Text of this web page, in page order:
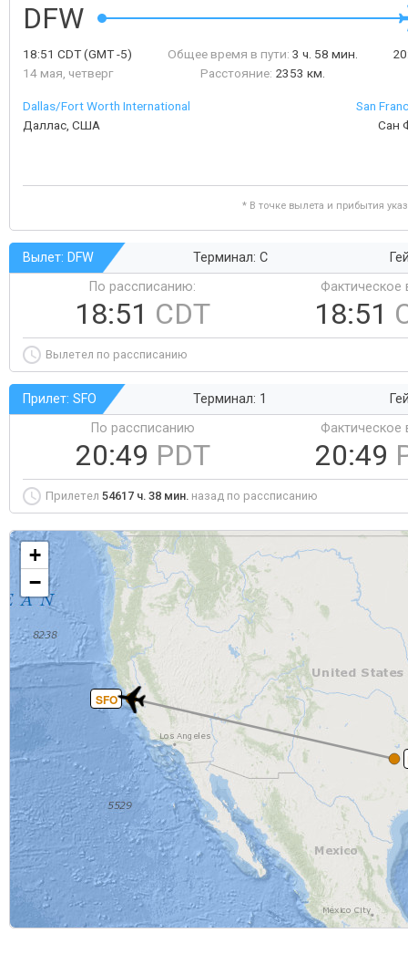
DFW
18:51 CDT(GMT -5)
14 мая, четверг
Общее время в пути: 3 ч. 58 мин.
Расстояние: 2353 км.
Dallas/Fort Worth International
Даллас, США
San
Сан
* В точке вылета и прибытия
Вылет: DFW Терминал: C
По рассписанию:
18:51 CDT
Фактическое
18:51
Вылетел по рассписанию
Прилет: SFO Терминал: 1
По рассписанию
20:49 PDT
Фактическое
20:49
Прилетел 54617 ч. 38 мин. назад по рассписанию
SFO
+
−